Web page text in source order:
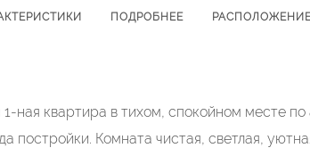
ПОДРОБНЕЕ
1-ная квартира в тихом, спокойном месте
постройки. Комната чистая, светлая,